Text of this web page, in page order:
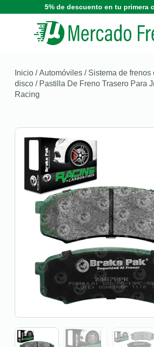
5% de descuento en tu primera
Inicio /Automóviles / Sistema de frenos
disco / Pastilla De Freno Trasero Para
Racing